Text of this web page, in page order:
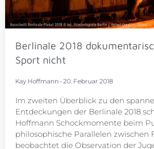
Berlinale 2018
Sport nicht
Kay Hoffmann 20. Februar 2018
Im zweiten Überblick zu den
Entdeckungen der Berlinale 2018
Hoffmann Schockmomente beim
philosophische Parallelen zwischen
beobachtet die Observation der